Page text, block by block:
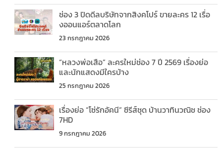
ช่อง 3 ปิดดีลบริษัทจากสิงคโปร์ ขายละคร 12 เรื่อ
งออนแอร์ตลาดโลก
23 กรกฎาคม 2026
“หลวงพ่อเสือ” ละครใหม่ช่อง 7 ปี 2569 เรื่องย่อ
และนักแสดงมีใครบ้าง
25 กรกฎาคม 2026
เรื่องย่อ “โซ่รักอัคนี” ซีรีส์ชุด บ้านวาทินวณิช ช่อง
7HD
9 กรกฎาคม 2026